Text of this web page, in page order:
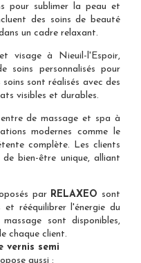
pour sublimer la peau et
des soins de beauté
un cadre relaxant.
visage à Nieuil-l'Espoir,
soins personnalisés pour
sont réalisés avec des
visibles et durables.
de massage et spa à
modernes comme le
complète. Les clients
bien-être unique, alliant
par RELAXEO sont
et rééquilibrer l'énergie du
sont disponibles,
chaque client.
vernis semi
aussi :